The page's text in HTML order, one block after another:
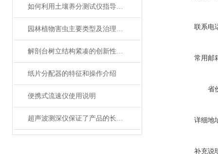
如何利用土壤养分测试仪指导瓜农合理施肥
园林植物害虫主要类型及治理对策
解剖台树立结构紧凑的创新性设计新标准
纸片分配器的特征和操作介绍
便携式流速仪使用说明
超声波测深仪保证了产品的长期可靠性
联系电
常用邮
省
详细地
补充说